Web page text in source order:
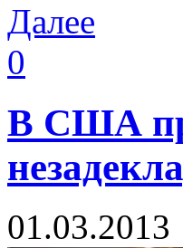
Далее
0
В США
01.03.2013